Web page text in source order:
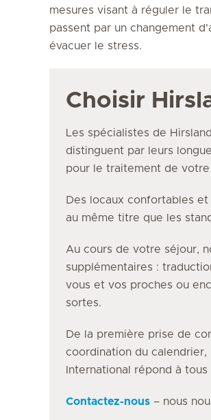
mesures visant à réguler le
passent par un changement
évacuer le stress.
Choisir
Les spécialistes de
distinguent par leurs
pour le traitement de votre
Des locaux confortables
au même titre que les
Au cours de votre séjour,
supplémentaires :
vous et vos proches ou
sortes.
De la première prise de
coordination du calendrier,
International répond à tous
Contactez-nous – nous